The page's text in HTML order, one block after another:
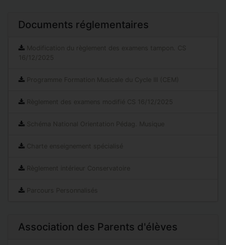
Documents réglementaires
Modification du règlement des examens tampon. CS
16/12/2025
Programme Formation Musicale du Cycle III (CEM)
Règlement des examens modifié CS 16/12/2025
Schéma National Orientation Pédag. Musique
Charte enseignement spécialisé
Règlement intérieur Conservatoire
Parcours Personnalisés
Association des Parents d'élèves